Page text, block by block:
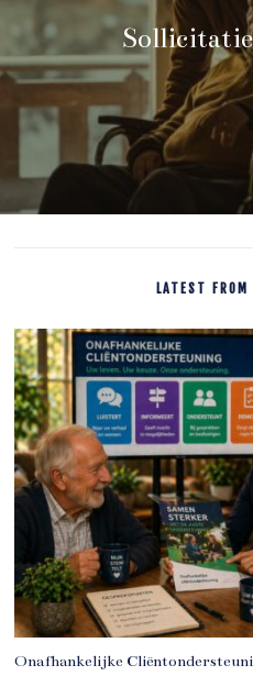
LATEST
Onafhankelijke